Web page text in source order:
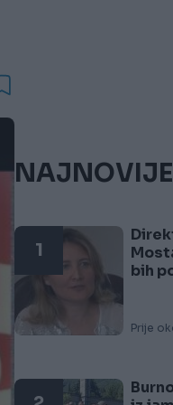
NAJNOVIJE
1
bih